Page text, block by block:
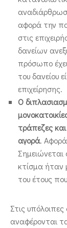
αφορά την
στις
δανείων
πρόσωπο
του δανείου
επιχείρησης.
Ο
τράπεζες
αγορά.
Σημειώνεται
κτίσμα ήταν
του έτους
Στις
αναφέρονται